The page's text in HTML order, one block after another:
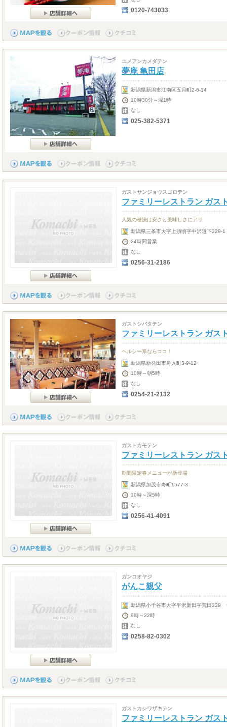
0120-743033
ユメアンカメダテン
夢庵 亀田店
新潟県新潟市江南区五月町2-6-14
10時30分～深1時
なし
025-382-5371
ガストサンジョウスゴロテン
ファミリーレストラン ガス
人気の秘訣は安さと美味しさにアリ
新潟県三条市大字上須頃字中沢道下
24時間営業
なし
0256-31-2186
ガストシバタテン
ファミリーレストラン ガス
ヘルシー系ならココ！
新潟県新発田市舟入町3-9-12
10時～朝5時
なし
0254-21-2132
ガストカモテン
ファミリーレストラン ガス
期間限定春メニューが新登場
新潟県加茂市寿町1577-3
10時～深5時
なし
0256-41-4091
ガンコオヤジ
がんこ親父
新潟県小千谷市大字平沢新田字荒田339
9時～22時
なし
0258-82-0302
ガストカシワザキテン
ファミリーレストラン ガス